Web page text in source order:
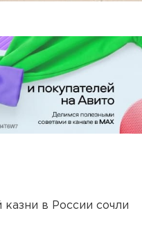
в России сочли